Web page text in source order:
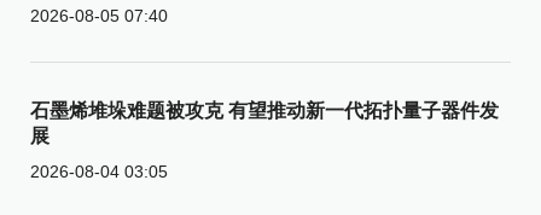
2026-08-05 07:40
石墨烯堆垛难题被攻克 有望推动新一代拓扑量子器件发
展
2026-08-04 03:05